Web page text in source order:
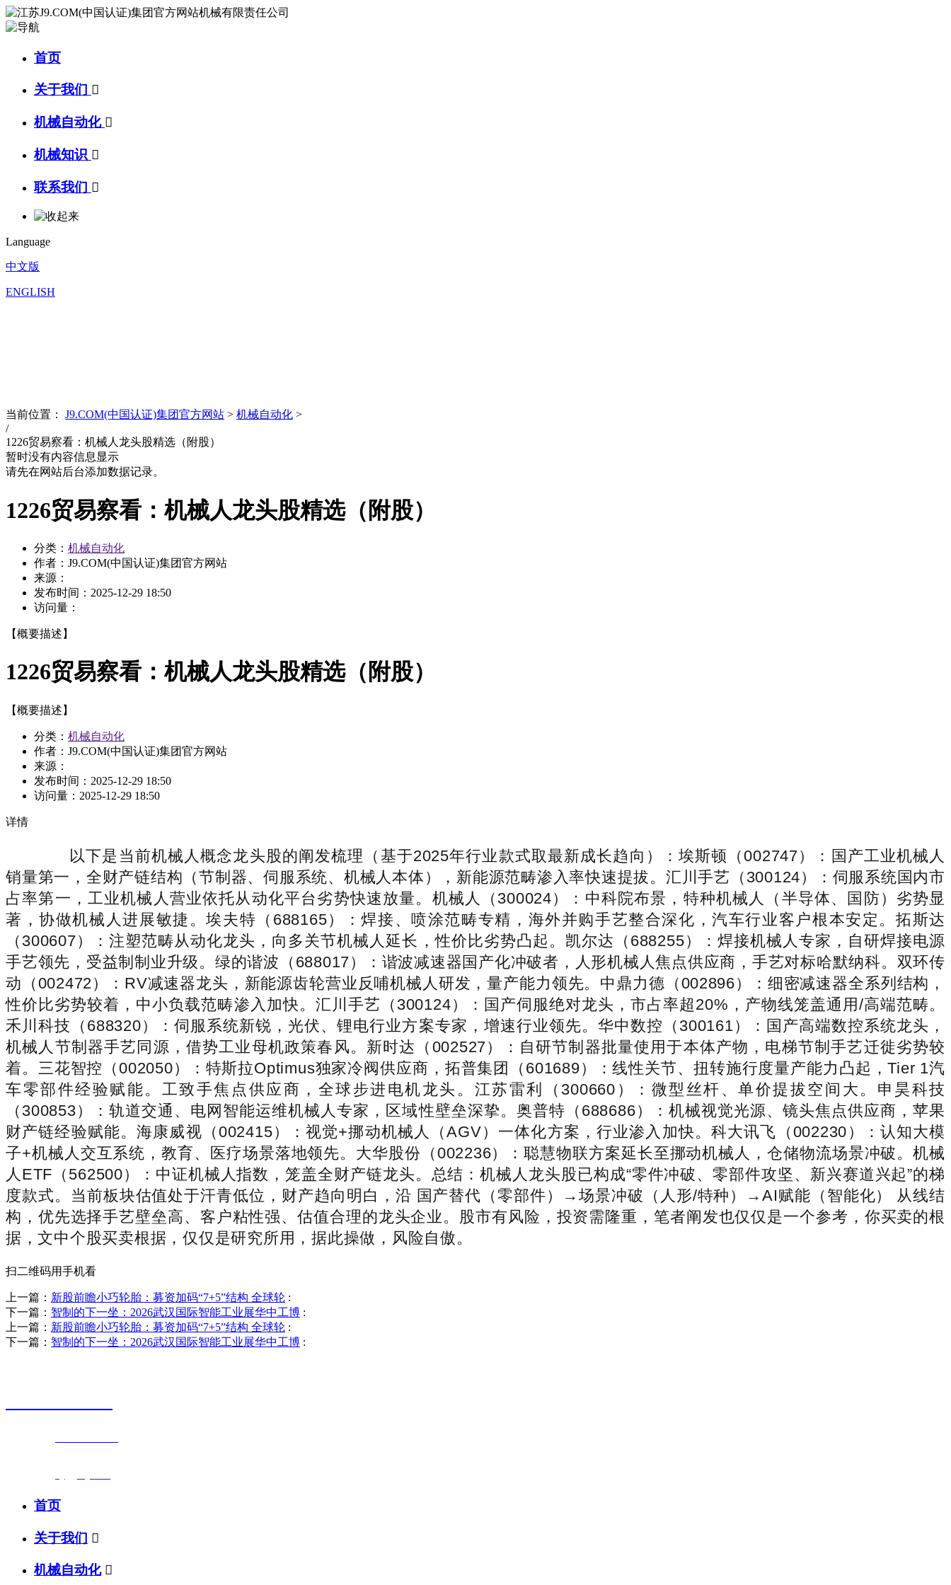
首页
关于我们 
机械自动化 
机械知识 
联系我们 
Language
中文版
ENGLISH
当前位置： J9.COM(中国认证)集团官方网站 > 机械自动化 >
/
1226贸易察看：机械人龙头股精选（附股）
暂时没有内容信息显示
请先在网站后台添加数据记录。
1226贸易察看：机械人龙头股精选（附股）
分类： 机械自动化
作者：J9.COM(中国认证)集团官方网站
来源：
发布时间： 2025-12-29 18:50
访问量：
【概要描述】
1226贸易察看：机械人龙头股精选（附股）
【概要描述】
分类： 机械自动化
作者：J9.COM(中国认证)集团官方网站
来源：
发布时间： 2025-12-29 18:50
访问量： 2025-12-29 18:50
详情
以下是当前机械人概念龙头股的阐发梳理（基于2025年行业款式取最新成长趋向）：埃斯顿（002747）：国产工业机械人
销量第一，全财产链结构（节制器、伺服系统、机械人本体），新能源范畴渗入率快速提拔。汇川手艺（300124）：伺服系统国内市
占率第一，工业机械人营业依托从动化平台劣势快速放量。机械人（300024）：中科院布景，特种机械人（半导体、国防）劣势显
著，协做机械人进展敏捷。埃夫特（688165）：焊接、喷涂范畴专精，海外并购手艺整合深化，汽车行业客户根本安定。拓斯达
（300607）：注塑范畴从动化龙头，向多关节机械人延长，性价比劣势凸起。凯尔达（688255）：焊接机械人专家，自研焊接电源
手艺领先，受益制制业升级。绿的谐波（688017）：谐波减速器国产化冲破者，人形机械人焦点供应商，手艺对标哈默纳科。双环传
动（002472）：RV减速器龙头，新能源齿轮营业反哺机械人研发，量产能力领先。中鼎力德（002896）：细密减速器全系列结构，
性价比劣势较着，中小负载范畴渗入加快。汇川手艺（300124）：国产伺服绝对龙头，市占率超20%，产物线笼盖通用/高端范畴。
禾川科技（688320）：伺服系统新锐，光伏、锂电行业方案专家，增速行业领先。华中数控（300161）：国产高端数控系统龙头，
机械人节制器手艺同源，借势工业母机政策春风。新时达（002527）：自研节制器批量使用于本体产物，电梯节制手艺迁徙劣势较
着。三花智控（002050）：特斯拉Optimus独家冷阀供应商，拓普集团（601689）：线性关节、扭转施行度量产能力凸起，Tier 1汽
车零部件经验赋能。工致手焦点供应商，全球步进电机龙头。江苏雷利（300660）：微型丝杆、单价提拔空间大。申昊科技
（300853）：轨道交通、电网智能运维机械人专家，区域性壁垒深挚。奥普特（688686）：机械视觉光源、镜头焦点供应商，苹果
财产链经验赋能。海康威视（002415）：视觉+挪动机械人（AGV）一体化方案，行业渗入加快。科大讯飞（002230）：认知大模
子+机械人交互系统，教育、医疗场景落地领先。大华股份（002236）：聪慧物联方案延长至挪动机械人，仓储物流场景冲破。机械
人ETF（562500）：中证机械人指数，笼盖全财产链龙头。总结：机械人龙头股已构成“零件冲破、零部件攻坚、新兴赛道兴起”的梯
度款式。当前板块估值处于汗青低位，财产趋向明白，沿 国产替代（零部件）→场景冲破（人形/特种）→AI赋能（智能化） 从线结
构，优先选择手艺壁垒高、客户粘性强、估值合理的龙头企业。股市有风险，投资需隆重，笔者阐发也仅仅是一个参考，你买卖的根
据，文中个股买卖根据，仅仅是研究所用，据此操做，风险自傲。
扫二维码用手机看
上一篇： 新股前瞻小巧轮胎：募资加码“7+5”结构 全球轮 :
下一篇： 智制的下一坐：2026武汉国际智能工业展华中工博 :
上一篇： 新股前瞻小巧轮胎：募资加码“7+5”结构 全球轮 :
下一篇： 智制的下一坐：2026武汉国际智能工业展华中工博 :
首页
关于我们 
机械自动化 